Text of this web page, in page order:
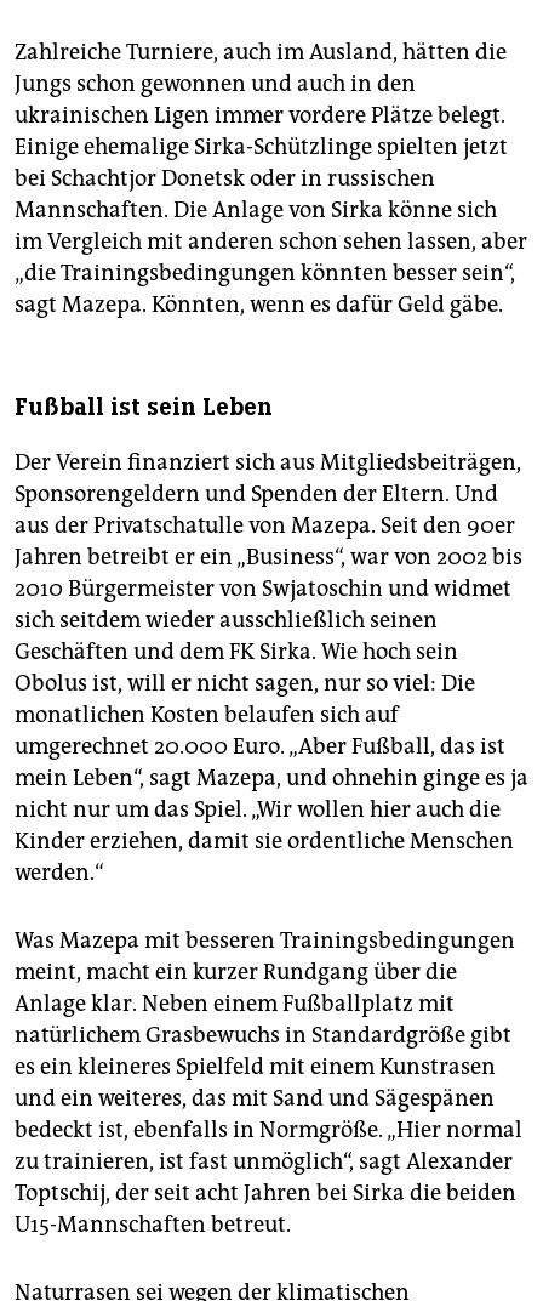
Zahlreiche Turniere, auch im Ausland, hätten die
Jungs schon gewonnen und auch in den
ukrainischen Ligen immer vordere Plätze belegt.
Einige ehemalige Sirka-Schützlinge spielten jetzt
bei Schachtjor Donetsk oder in russischen
Mannschaften. Die Anlage von Sirka könne sich
im Vergleich mit anderen schon sehen lassen, aber
„die Trainingsbedingungen könnten besser sein“,
sagt Mazepa. Könnten, wenn es dafür Geld gäbe.
Fußball ist sein Leben
Der Verein finanziert sich aus Mitgliedsbeiträgen,
Sponsorengeldern und Spenden der Eltern. Und
aus der Privatschatulle von Mazepa. Seit den 90er
Jahren betreibt er ein „Business“, war von 2002 bis
2010 Bürgermeister von Swjatoschin und widmet
sich seitdem wieder ausschließlich seinen
Geschäften und dem FK Sirka. Wie hoch sein
Obolus ist, will er nicht sagen, nur so viel: Die
monatlichen Kosten belaufen sich auf
umgerechnet 20.000 Euro. „Aber Fußball, das ist
mein Leben“, sagt Mazepa, und ohnehin ginge es ja
nicht nur um das Spiel. „Wir wollen hier auch die
Kinder erziehen, damit sie ordentliche Menschen
werden.“
Was Mazepa mit besseren Trainingsbedingungen
meint, macht ein kurzer Rundgang über die
Anlage klar. Neben einem Fußballplatz mit
natürlichem Grasbewuchs in Standardgröße gibt
es ein kleineres Spielfeld mit einem Kunstrasen
und ein weiteres, das mit Sand und Sägespänen
bedeckt ist, ebenfalls in Normgröße. „Hier normal
zu trainieren, ist fast unmöglich“, sagt Alexander
Toptschij, der seit acht Jahren bei Sirka die beiden
U15-Mannschaften betreut.
Naturrasen sei wegen der klimatischen